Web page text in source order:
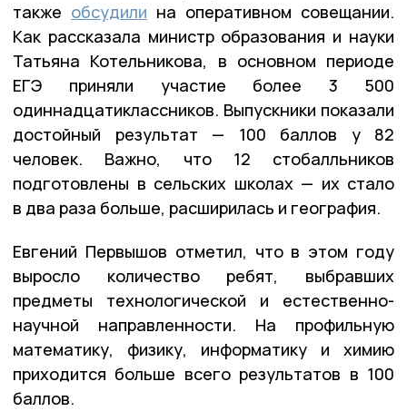
также обсудили на оперативном совещании.
Как рассказала министр образования и науки
Татьяна Котельникова, в основном периоде
ЕГЭ приняли участие более 3 500
одиннадцатиклассников. Выпускники показали
достойный результат — 100 баллов у 82
человек. Важно, что 12 стобалльников
подготовлены в сельских школах — их стало
в два раза больше, расширилась и география.
Евгений Первышов отметил, что в этом году
выросло количество ребят, выбравших
предметы технологической и естественно-
научной направленности. На профильную
математику, физику, информатику и химию
приходится больше всего результатов в 100
баллов.